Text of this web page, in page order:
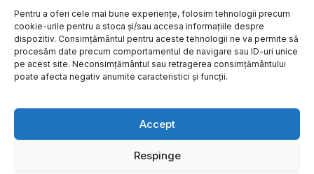
Pentru a oferi cele mai bune experiențe, folosim tehnologii precum
cookie-urile pentru a stoca și/sau accesa informațiile despre
dispozitiv. Consimțământul pentru aceste tehnologii ne va permite să
procesăm date precum comportamentul de navigare sau ID-uri unice
pe acest site. Neconsimțământul sau retragerea consimțământului
poate afecta negativ anumite caracteristici și funcții.
Accept
Respinge
Copyright ©2026